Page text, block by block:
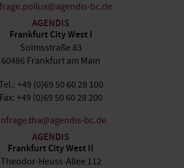
bc.de
AGENDIS
Frankfurt City West I
Solmsstraße 83
60486 Frankfurt am Main
+49 (0)69 50 60 28 100
Fax: +49 (0)69 50 60 28 200
bc.de
AGENDIS
Frankfurt City West II
Theodor-Heuss-Allee 112